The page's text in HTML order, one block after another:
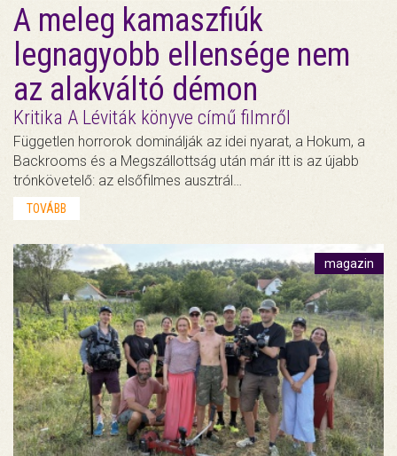
A meleg kamaszfiúk
legnagyobb ellensége nem
az alakváltó démon
Kritika A Léviták könyve című filmről
Független horrorok dominálják az idei nyarat, a Hokum, a
Backrooms és a Megszállottság után már itt is az újabb
trónkövetelő: az elsőfilmes ausztrál…
TOVÁBB
magazin